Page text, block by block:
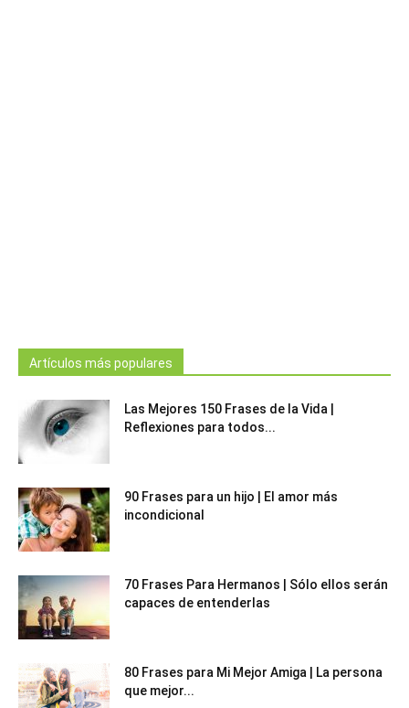
Artículos más populares
Las Mejores 150 Frases de la Vida |
Reflexiones para todos...
90 Frases para un hijo | El amor más
incondicional
70 Frases Para Hermanos | Sólo ellos serán
capaces de entenderlas
80 Frases para Mi Mejor Amiga | La persona
que mejor...